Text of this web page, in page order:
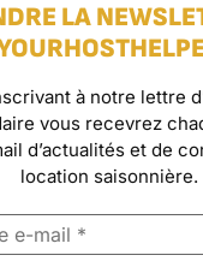
LA
à notre lettre
vous recevrez
d’actualités et de
location saisonnière.